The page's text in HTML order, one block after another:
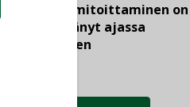
viemärimitoittaminen on
jämähtänyt ajassa
paikalleen